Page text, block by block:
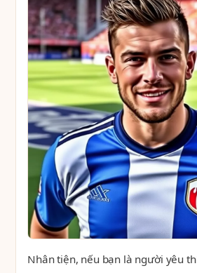
Nhân tiện, nếu bạn là người yêu